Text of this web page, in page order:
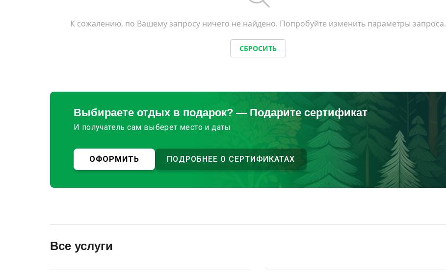
К сожалению, по Вашему запросу ничего не найдено. Попробуйте изменить параметры запроса.
СБРОСИТЬ
Выбираете отдых в подарок? — Подарите сертификат
И получатель сам выберет место и даты
ОФОРМИТЬ ПОДРОБНЕЕ О СЕРТИФИКАТАХ
Все услуги